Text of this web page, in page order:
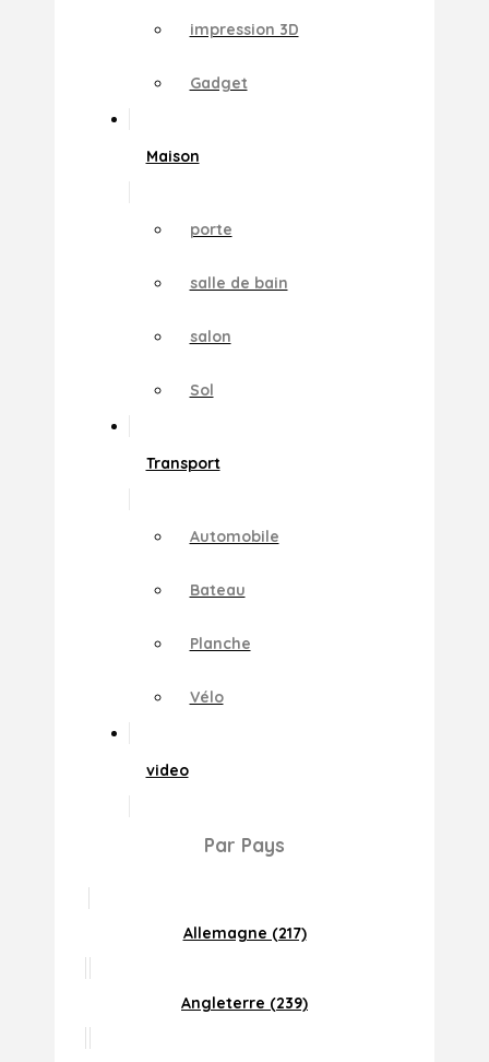
impression 3D
Gadget
Maison
porte
salle de bain
salon
Sol
Transport
Automobile
Bateau
Planche
Vélo
video
Par Pays
Allemagne (217)
Angleterre (239)